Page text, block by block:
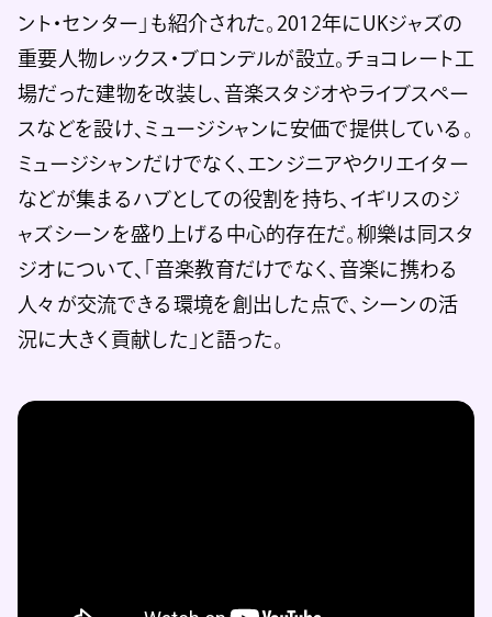
ント・センター」も紹介された。2012年にUKジャズの
重要人物レックス・ブロンデルが設立。チョコレート工
場だった建物を改装し、音楽スタジオやライブスペー
スなどを設け、ミュージシャンに安価で提供している。
ミュージシャンだけでなく、エンジニアやクリエイター
などが集まるハブとしての役割を持ち、イギリスのジ
ャズシーンを盛り上げる中心的存在だ。柳樂は同スタ
ジオについて、「音楽教育だけでなく、音楽に携わる
人々が交流できる環境を創出した点で、シーンの活
況に大きく貢献した」と語った。